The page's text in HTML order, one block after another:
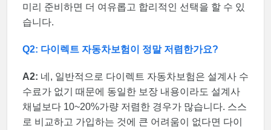
미리 준비하면 더 여유롭고 합리적인 선택을 할 수 있
습니다.
Q2: 다이렉트 자동차보험이 정말 저렴한가요?
A2: 네, 일반적으로 다이렉트 자동차보험은 설계사 수
수료가 없기 때문에 동일한 보장 내용이라도 설계사
채널보다 10~20%가량 저렴한 경우가 많습니다. 스스
로 비교하고 가입하는 것에 큰 어려움이 없다면 다이